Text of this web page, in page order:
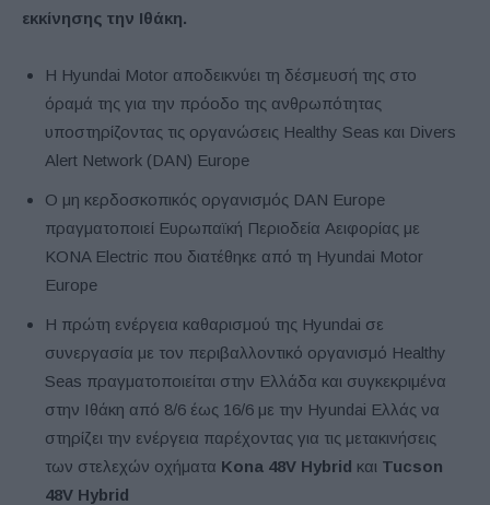
εκκίνησης την Ιθάκη.
Η Hyundai Motor αποδεικνύει τη δέσμευσή της στο
όραμά της για την πρόοδο της ανθρωπότητας
υποστηρίζοντας τις οργανώσεις Healthy Seas και Divers
Alert Network (DAN) Europe
Ο μη κερδοσκοπικός οργανισμός DAN Europe
πραγματοποιεί Ευρωπαϊκή Περιοδεία Αειφορίας με
KONA Electric που διατέθηκε από τη Hyundai Motor
Europe
Η πρώτη ενέργεια καθαρισμού της Hyundai σε
συνεργασία με τον περιβαλλοντικό οργανισμό Healthy
Seas πραγματοποιείται στην Ελλάδα και συγκεκριμένα
στην Ιθάκη από 8/6 έως 16/6 με την Hyundai Ελλάς να
στηρίζει την ενέργεια παρέχοντας για τις μετακινήσεις
των στελεχών οχήματα Kona 48V Hybrid και Tucson
48V Hybrid